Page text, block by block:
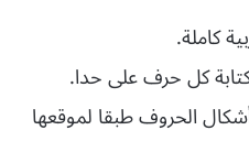
كاملة.
كل حرف على حدا.
الحروف طبقا لموقعها